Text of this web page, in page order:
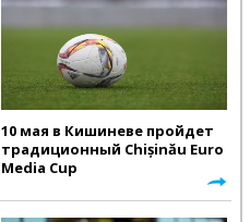
10 мая в Кишиневе пройдет
традиционный Chișinău Euro
Media Cup